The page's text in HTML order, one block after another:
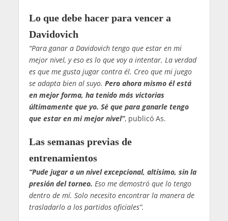
Lo que debe hacer para vencer a
Davidovich
“Para ganar a Davidovich tengo que estar en mi
mejor nivel, y eso es lo que voy a intentar. La verdad
es que me gusta jugar contra él. Creo que mi juego
se adapta bien al suyo. Pero ahora mismo él está
en mejor forma, ha tenido más victorias
últimamente que yo. Sé que para ganarle tengo
que estar en mi mejor nivel”, publicó As.
Las semanas previas de
entrenamientos
“Pude jugar a un nivel excepcional, altísimo, sin la
presión del torneo. Eso me demostró que lo tengo
dentro de mí. Solo necesito encontrar la manera de
trasladarlo a los partidos oficiales”.